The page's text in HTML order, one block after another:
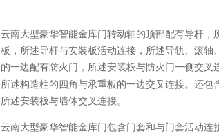
云南大型豪华智能金库门转动轴的顶部配有导杆
板，所述导杆与安装板活动连接，所述导轨、滚
的一边配有防火门，所述安装板与防火门一侧交叉
所述构造柱的四角与承重板的一边交叉连接。还包
所述安装板与墙体交叉连接。
云南大型豪华智能金库门包含门套和与门套活动